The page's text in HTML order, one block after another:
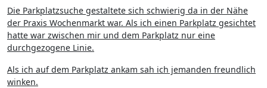
Die Parkplatzsuche gestaltete sich schwierig da in der Nähe
der Praxis Wochenmarkt war. Als ich einen Parkplatz gesichtet
hatte war zwischen mir und dem Parkplatz nur eine
durchgezogene Linie.
Als ich auf dem Parkplatz ankam sah ich jemanden freundlich
winken.